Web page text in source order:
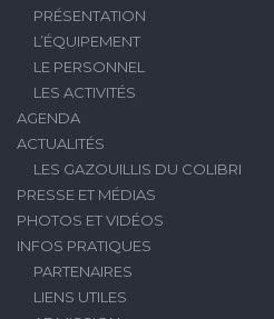
PRÉSENTATION
L’ÉQUIPEMENT
LE PERSONNEL
LES ACTIVITÉS
AGENDA
ACTUALITÉS
LES GAZOUILLIS DU COLIBRI
PRESSE ET MÉDIAS
PHOTOS ET VIDÉOS
INFOS PRATIQUES
PARTENAIRES
LIENS UTILES